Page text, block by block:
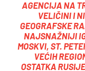
AGENCIJA NA
VELIČINI I
GEOGRAFSKE
NAJSNAŽNIJI
MOSKVI, ST.
VEĆIH
OSTATKA